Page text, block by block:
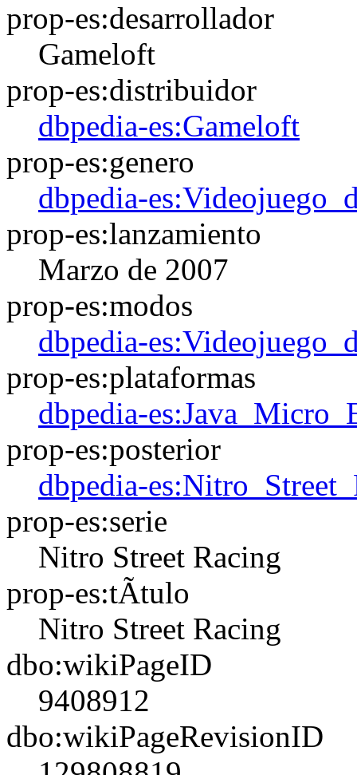
prop-es:desarrollador
Gameloft
prop-es:distribuidor
dbpedia-es:Gameloft
prop-es:genero
dbpedia-
prop-es:lanzamiento
Marzo de 2007
prop-es:modos
dbpedia-
prop-es:plataformas
dbpedia-
prop-es:posterior
dbpedia-
prop-es:serie
Nitro Street Racing
prop-es:tÃ­tulo
Nitro Street Racing
dbo:wikiPageID
9408912
dbo:wikiPageRevisionID